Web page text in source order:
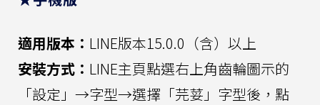
適用版本： LINE版本15.0.0（含）以上
安裝方式： LINE主頁點選右上角齒輪圖示的
「設定」→字型→選擇「芫荽」字型後，點